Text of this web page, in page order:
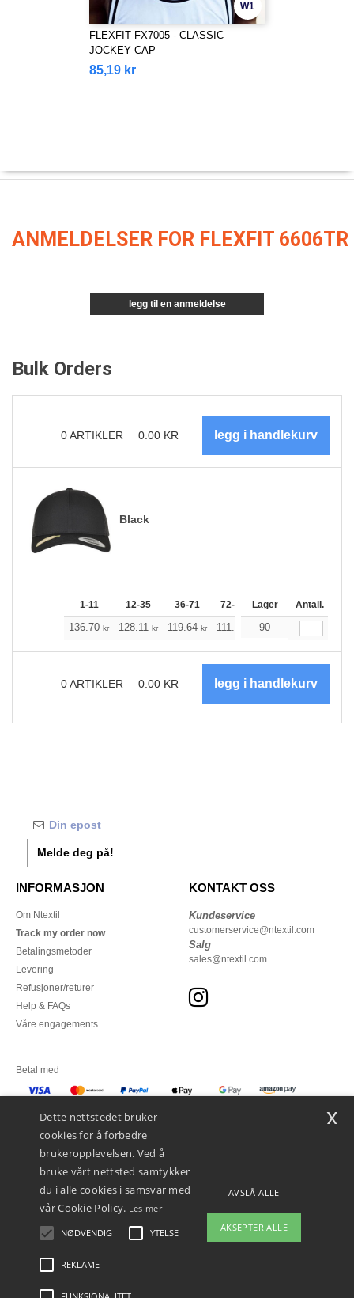
W1
FLEXFIT FX7005 - CLASSIC
JOCKEY CAP
85,19 kr
ANMELDELSER FOR FLEXFIT 6606TR
legg til en anmeldelse
Bulk Orders
0ARTIKLER 0.00 KR
Black
1-11 12-35 36-71 72-143 144-287 288 +
Lager Antall.
136.70 kr 128.11 kr 119.64 kr 111.05 102.47
90
0ARTIKLER 0.00 KR
Melde deg på!
INFORMASJON
Om Ntextil
Track my order now
Betalingsmetoder
Levering
Refusjoner/returer
Help & FAQs
Våre engagements
KONTAKT OSS
Kundeservice
customerservice@ntextil.com
Salg
sales@ntextil.com
Betal med
Juridiske merknader
Dette nettstedet bruker
cookies for å forbedre
brukeropplevelsen. Ved å
bruke vårt nettsted samtykker
du i alle cookies i samsvar med
vår Cookie Policy. Les mer
NØDVENDIG YTELSE
REKLAME
AVSLÅ ALLE
AKSEPTER ALLE
x